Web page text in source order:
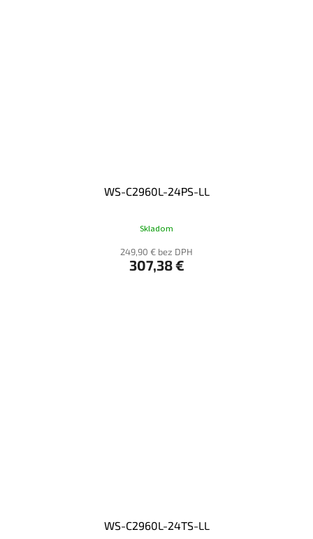
WS-C2960L-24PS-LL
Skladom
249,90 € bez DPH
307,38 €
WS-C2960L-24TS-LL